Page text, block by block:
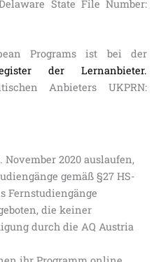
State File Number:
Programs ist bei der
der Lernanbieter.
Anbieters UKPRN:
2020 auslaufen,
gemäß §27 HS-
Fernstudiengänge
die keiner
durch die AQ Austria